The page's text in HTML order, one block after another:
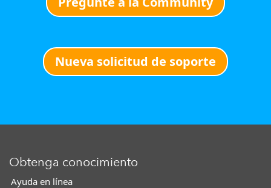
Nueva solicitud de soporte
Obtenga conocimiento
Ayuda en línea